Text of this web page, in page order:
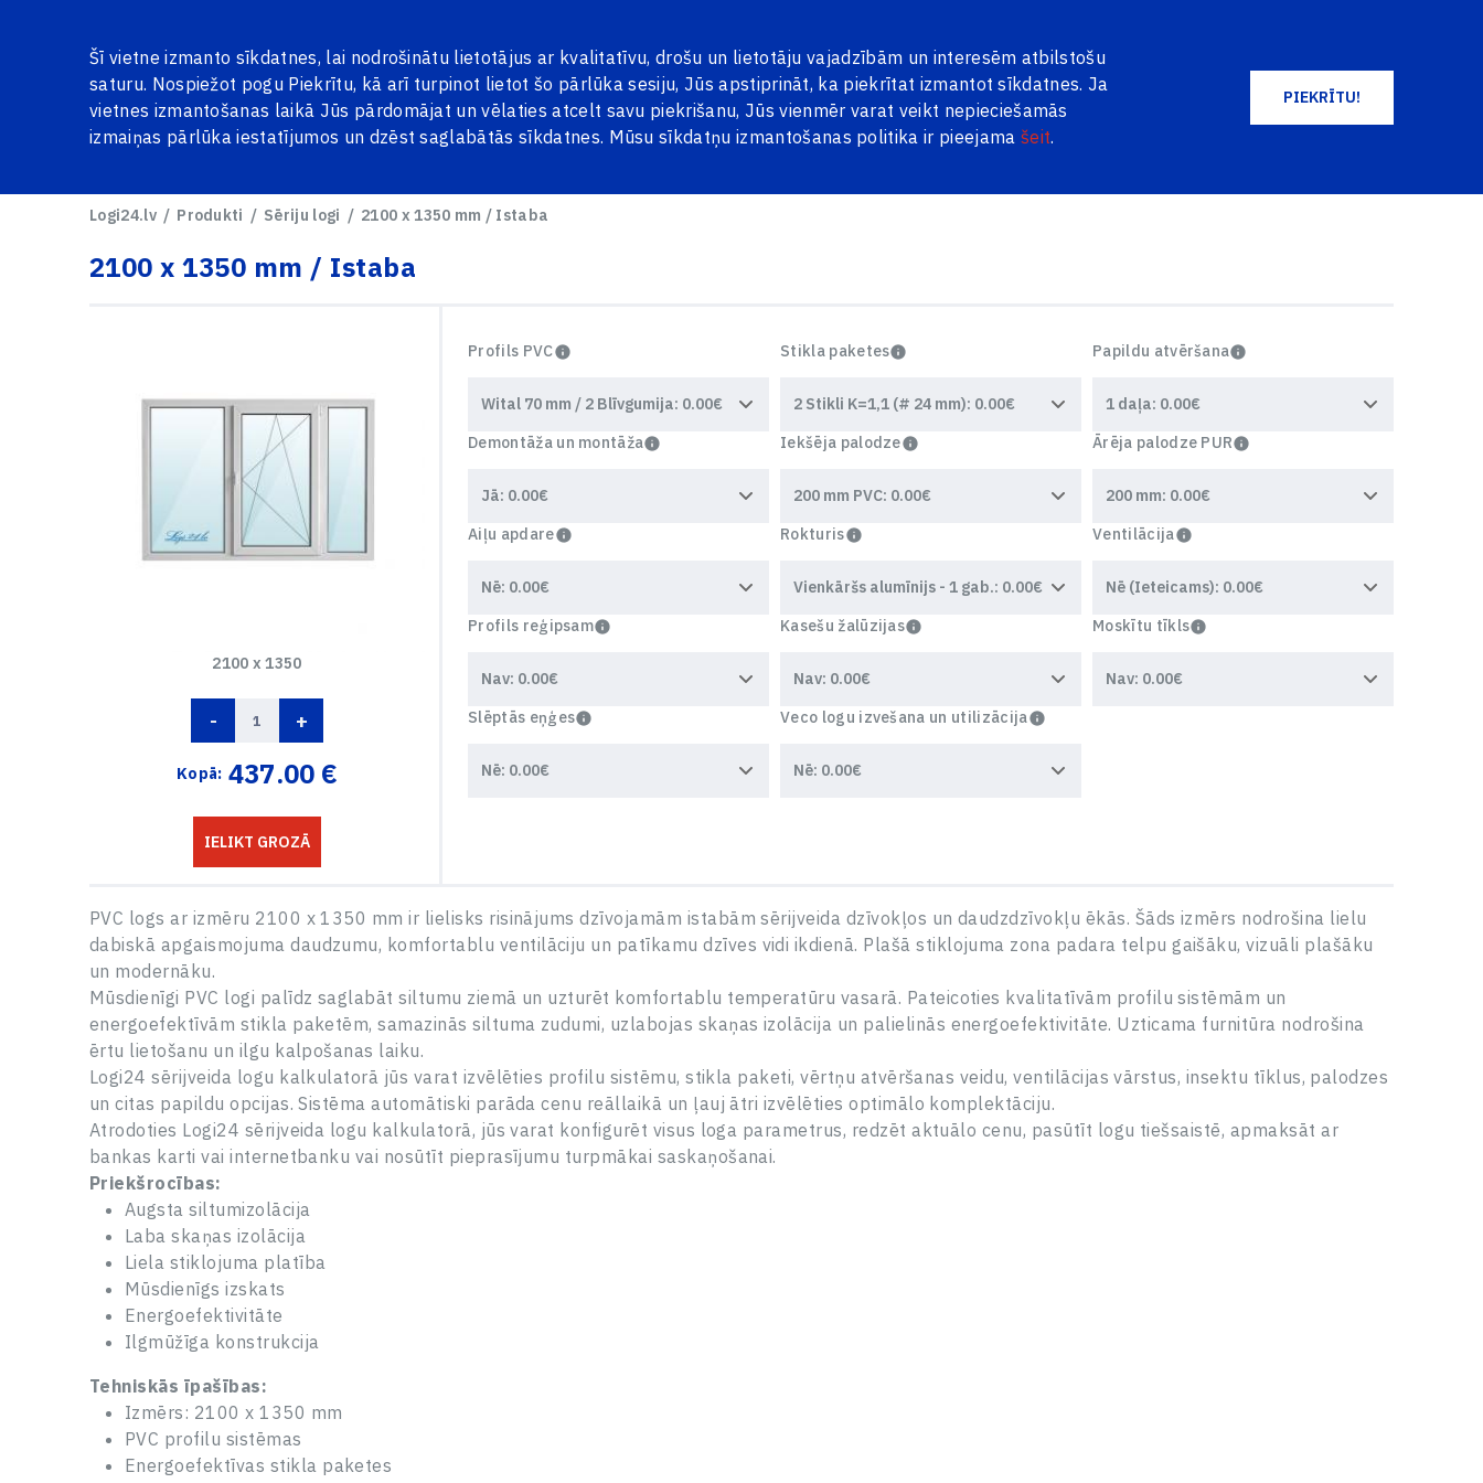
Šī vietne izmanto sīkdatnes, lai nodrošinātu lietotājus ar kvalitatīvu, drošu un lietotāju vajadzībām un interesēm atbilstošu
saturu. Nospiežot pogu Piekrītu, kā arī turpinot lietot šo pārlūka sesiju, Jūs apstiprināt, ka piekrītat izmantot sīkdatnes. Ja
vietnes izmantošanas laikā Jūs pārdomājat un vēlaties atcelt savu piekrišanu, Jūs vienmēr varat veikt nepieciešamās
izmaiņas pārlūka iestatījumos un dzēst saglabātās sīkdatnes. Mūsu sīkdatņu izmantošanas politika ir pieejama šeit.
PIEKRĪTU!
SĒRIJU LOGILOGI UN DURVIS NOLIKTAVĀ METĀLA DURVISŽALŪZIJASPENOSILBLOGS
PIESLĒGTIES
E-pasts
JAUNS PASS
Logi24.lv Produkti Sēriju logi 2100 х 1350 mm / Istaba
2100 х 1350 mm / Istaba
2100 x 1350
- +
Kopā: 437.00 €
IELIKT GROZĀ
Profils PVC Stikla paketes Papildu atvēršana
Demontāža un montāža Iekšēja palodze Ārēja palodze PUR
Aiļu apdare Rokturis Ventilācija
Profils reģipsam Kasešu žalūzijas Moskītu tīkls
Slēptās eņģes Veco logu izvešana un utilizācija
PVC logs ar izmēru 2100 x 1350 mm ir lielisks risinājums dzīvojamām istabām sērijveida dzīvokļos un daudzdzīvokļu ēkās. Šāds izmērs nodrošina lielu
dabiskā apgaismojuma daudzumu, komfortablu ventilāciju un patīkamu dzīves vidi ikdienā. Plašā stiklojuma zona padara telpu gaišāku, vizuāli plašāku
un modernāku.
Mūsdienīgi PVC logi palīdz saglabāt siltumu ziemā un uzturēt komfortablu temperatūru vasarā. Pateicoties kvalitatīvām profilu sistēmām un
energoefektīvām stikla paketēm, samazinās siltuma zudumi, uzlabojas skaņas izolācija un palielinās energoefektivitāte. Uzticama furnitūra nodrošina
ērtu lietošanu un ilgu kalpošanas laiku.
Logi24 sērijveida logu kalkulatorā jūs varat izvēlēties profilu sistēmu, stikla paketi, vērtņu atvēršanas veidu, ventilācijas vārstus, insektu tīklus, palodzes
un citas papildu opcijas. Sistēma automātiski parāda cenu reāllaikā un ļauj ātri izvēlēties optimālo komplektāciju.
Atrodoties Logi24 sērijveida logu kalkulatorā, jūs varat konfigurēt visus loga parametrus, redzēt aktuālo cenu, pasūtīt logu tiešsaistē, apmaksāt ar
bankas karti vai internetbanku vai nosūtīt pieprasījumu turpmākai saskaņošanai.
Priekšrocības:
Augsta siltumizolācija
Laba skaņas izolācija
Liela stiklojuma platība
Mūsdienīgs izskats
Energoefektivitāte
Ilgmūžīga konstrukcija
Tehniskās īpašības:
Izmērs: 2100 x 1350 mm
PVC profilu sistēmas
Energoefektīvas stikla paketes
UZRAKSTIET MUMS,
laikā. Palīdzēsim ar jebkuriem jautājumiem un
ieteiksim, kā rīkoties tālāk.
Vārds Uzvārds
Tālruņa numurs*
PALDIES! JŪSU PIETEIKUMS IR
Mūsu menedžeris sazināsies ar jums viena darba
dienas laikā.